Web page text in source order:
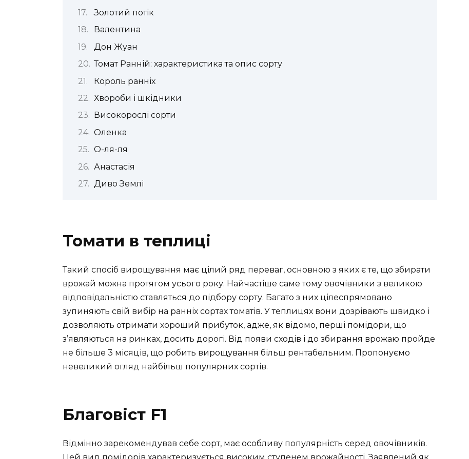
Золотий потік
Валентина
Дон Жуан
Томат Ранній: характеристика та опис сорту
Король ранніх
Хвороби і шкідники
Високорослі сорти
Оленка
О-ля-ля
Анастасія
Диво Землі
Томати в теплиці
Такий спосіб вирощування має цілий ряд переваг, основною з яких є те, що збирати
врожай можна протягом усього року. Найчастіше саме тому овочівники з великою
відповідальністю ставляться до підбору сорту. Багато з них цілеспрямовано
зупиняють свій вибір на ранніх сортах томатів. У теплицях вони дозрівають швидко і
дозволяють отримати хороший прибуток, адже, як відомо, перші помідори, що
з’являються на ринках, досить дорогі. Від появи сходів і до збирання врожаю пройде
не більше 3 місяців, що робить вирощування більш рентабельним. Пропонуємо
невеликий огляд найбільш популярних сортів.
Благовіст F1
Відмінно зарекомендував себе сорт, має особливу популярність серед овочівників.